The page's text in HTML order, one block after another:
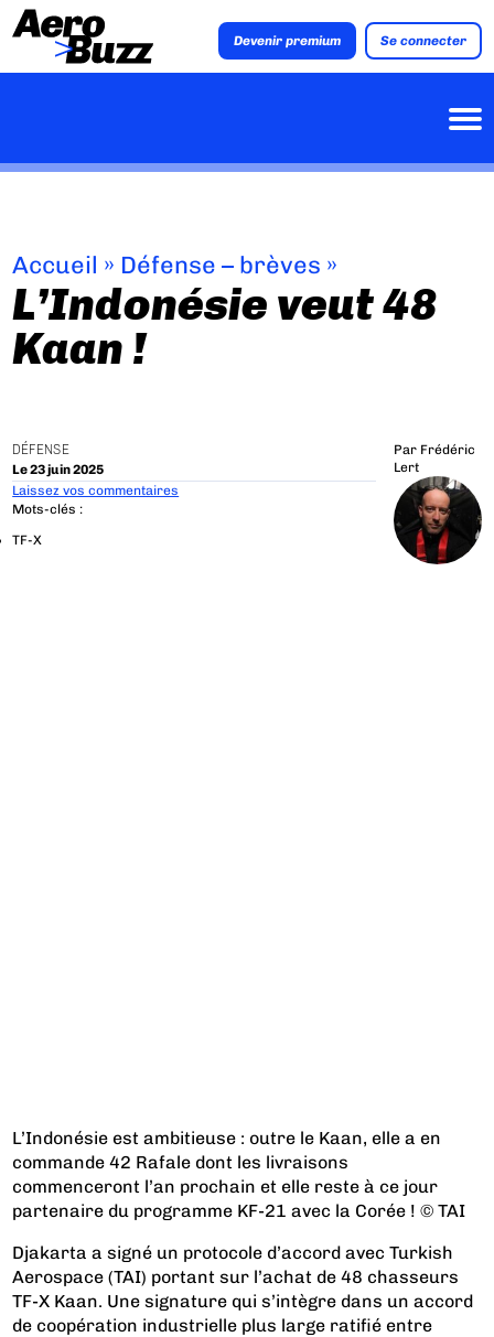
Devenir premium Se connecter
Accueil » Défense – brèves »
L’Indonésie veut 48
Kaan !
DÉFENSE
Le 23 juin 2025
Par Frédéric
Lert
Laissez vos commentaires
Mots-clés :
TF-X
L’Indonésie est ambitieuse : outre le Kaan, elle a en
commande 42 Rafale dont les livraisons
commenceront l’an prochain et elle reste à ce jour
partenaire du programme KF-21 avec la Corée ! © TAI
Djakarta a signé un protocole d’accord avec Turkish
Aerospace (TAI) portant sur l’achat de 48 chasseurs
TF-X Kaan. Une signature qui s’intègre dans un accord
de coopération industrielle plus large ratifié entre